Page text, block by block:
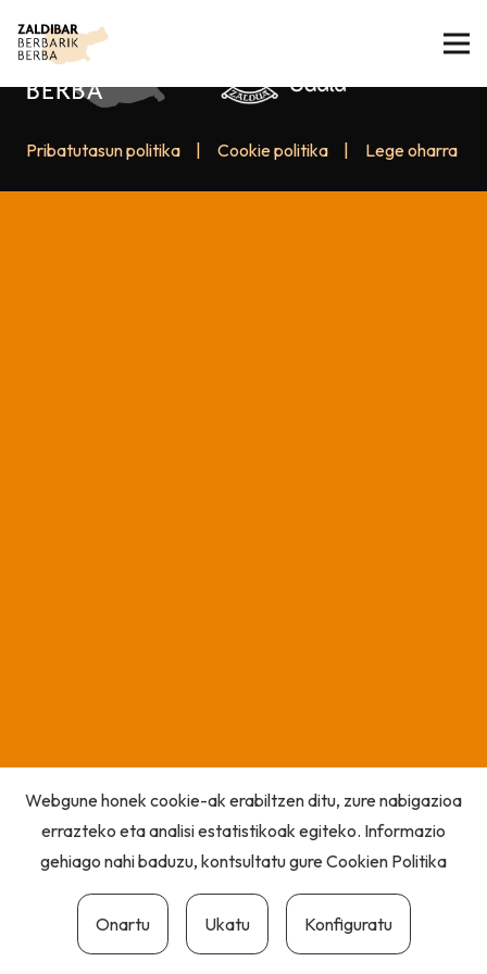
Pribatutasun politika Cookie politika Lege oharra
Webgune honek cookie-ak erabiltzen ditu, zure nabigazioa
errazteko eta analisi estatistikoak egiteko. Informazio
gehiago nahi baduzu, kontsultatu gureCookien Politika
Onartu Ukatu Konfiguratu